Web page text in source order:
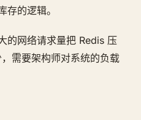
存的逻辑。
的网络请求量把 Redis 压
需要架构师对系统的负载